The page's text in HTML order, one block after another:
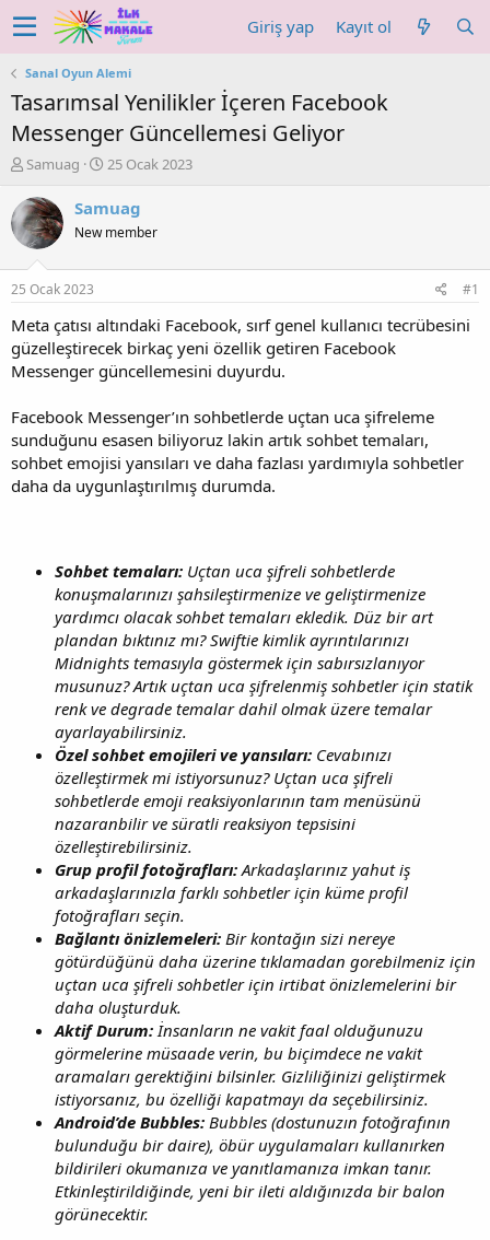
Giriş yap Kayıt ol
Sanal Oyun Alemi
Tasarımsal Yenilikler İçeren Facebook
Messenger Güncellemesi Geliyor
K
n
u
y
b
a
ş
l
a
t
n
Samuag
B
ş
a
ç
a
r
h
i
25 Ocak 2023
Samuag
New member
25 Ocak 2023 #1
Meta çatısı altındaki Facebook, sırf genel kullanıcı tecrübesini
güzelleştirecek birkaç yeni özellik getiren Facebook
Messenger güncellemesini duyurdu.
Facebook Messenger’ın sohbetlerde uçtan uca şifreleme
sunduğunu esasen biliyoruz lakin artık sohbet temaları,
sohbet emojisi yansıları ve daha fazlası yardımıyla sohbetler
daha da uygunlaştırılmış durumda.
Sohbet temaları: Uçtan uca şifreli sohbetlerde
konuşmalarınızı şahsileştirmenize ve geliştirmenize
yardımcı olacak sohbet temaları ekledik. Düz bir art
plandan bıktınız mı? Swiftie kimlik ayrıntılarınızı
Midnights temasıyla göstermek için sabırsızlanıyor
musunuz? Artık uçtan uca şifrelenmiş sohbetler için statik
renk ve degrade temalar dahil olmak üzere temalar
ayarlayabilirsiniz.
Özel sohbet emojileri ve yansıları: Cevabınızı
özelleştirmek mi istiyorsunuz? Uçtan uca şifreli
sohbetlerde emoji reaksiyonlarının tam menüsünü
nazaranbilir ve süratli reaksiyon tepsisini
özelleştirebilirsiniz.
Grup profil fotoğrafları: Arkadaşlarınız yahut iş
arkadaşlarınızla farklı sohbetler için küme profil
fotoğrafları seçin.
Bağlantı önizlemeleri: Bir kontağın sizi nereye
götürdüğünü daha üzerine tıklamadan gorebilmeniz için
uçtan uca şifreli sohbetler için irtibat önizlemelerini bir
daha oluşturduk.
Aktif Durum: İnsanların ne vakit faal olduğunuzu
görmelerine müsaade verin, bu biçimdece ne vakit
aramaları gerektiğini bilsinler. Gizliliğinizi geliştirmek
istiyorsanız, bu özelliği kapatmayı da seçebilirsiniz.
Android’de Bubbles: Bubbles (dostunuzın fotoğrafının
bulunduğu bir daire), öbür uygulamaları kullanırken
bildirileri okumanıza ve yanıtlamanıza imkan tanır.
Etkinleştirildiğinde, yeni bir ileti aldığınızda bir balon
görünecektir.